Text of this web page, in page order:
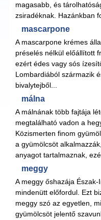
magasabb, és
zsiradéknak. Hazánkban
mascarpone
A mascarpone krémes
préselés nélkül előállított
ezért édes vagy sós
Lombardiából származik
bivalytejből...
málna
A málnának több fajtája
megtalálható vadon a
Közismerten finom
a gyümölcsöt
anyagot tartalmaznak,
meggy
A meggy őshazája
mindenütt előfordul. Ezt
meggy szó az egyetlen,
gyümölcsöt jelentő